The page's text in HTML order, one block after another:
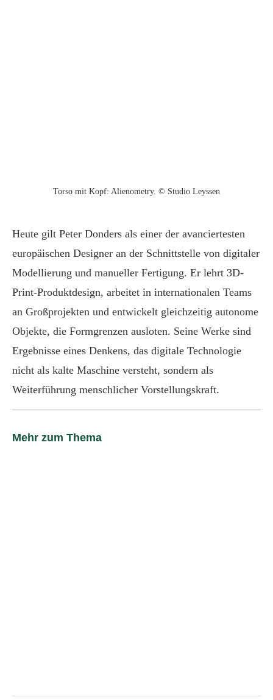
Torso mit Kopf: Alienometry. © Studio Leyssen
Heute gilt Peter Donders als einer der avanciertesten
europäischen Designer an der Schnittstelle von digitaler
Modellierung und manueller Fertigung. Er lehrt 3D-
Print-Produktdesign, arbeitet in internationalen Teams
an Großprojekten und entwickelt gleichzeitig autonome
Objekte, die Formgrenzen ausloten. Seine Werke sind
Ergebnisse eines Denkens, das digitale Technologie
nicht als kalte Maschine versteht, sondern als
Weiterführung menschlicher Vorstellungskraft.
Mehr zum Thema